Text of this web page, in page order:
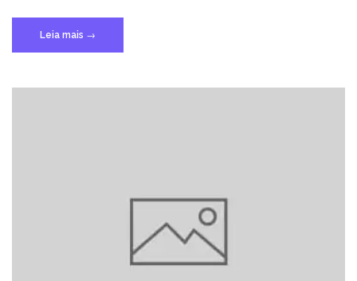
Leia mais “January
Destination:
→